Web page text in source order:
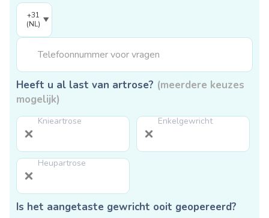
+31
(NL)
Heeft u al last van artrose? (meerdere keuzes
mogelijk)
Knieartrose Enkelgewricht
Heupartrose
Is het aangetaste gewricht ooit geopereerd?